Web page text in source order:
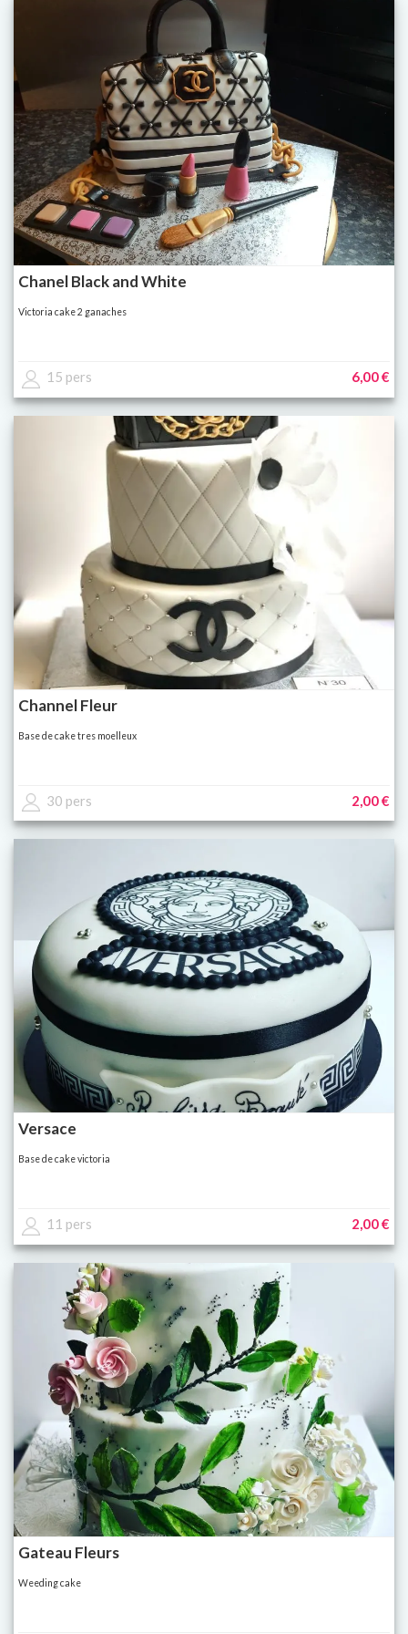
Chanel Black and White
Victoria cake 2 ganaches
15 pers 6,00 €
Channel Fleur
Base de cake tres moelleux
30 pers 2,00 €
Versace
Base de cake victoria
11 pers 2,00 €
Gateau Fleurs
Weeding cake